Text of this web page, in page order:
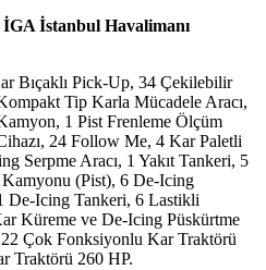
İGA İstanbul Havalimanı
Bıçaklı Pick-Up, 34 Çekilebilir
Tip Karla Mücadele Aracı,
1 Pist Frenleme Ölçüm
24 Follow Me, 4 Kar Paletli
Serpme Aracı, 1 Yakıt Tankeri, 5
(Pist), 6 De-Icing
De-Icing Tankeri, 6 Lastikli
Küreme ve De-Icing Püskürtme
Çok Fonksiyonlu Kar Traktörü
Traktörü 260 HP.